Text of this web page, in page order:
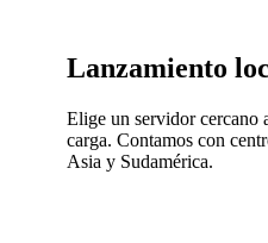
Lanzamiento
Elige un servidor cercano
carga. Contamos con
Asia y Sudamérica.